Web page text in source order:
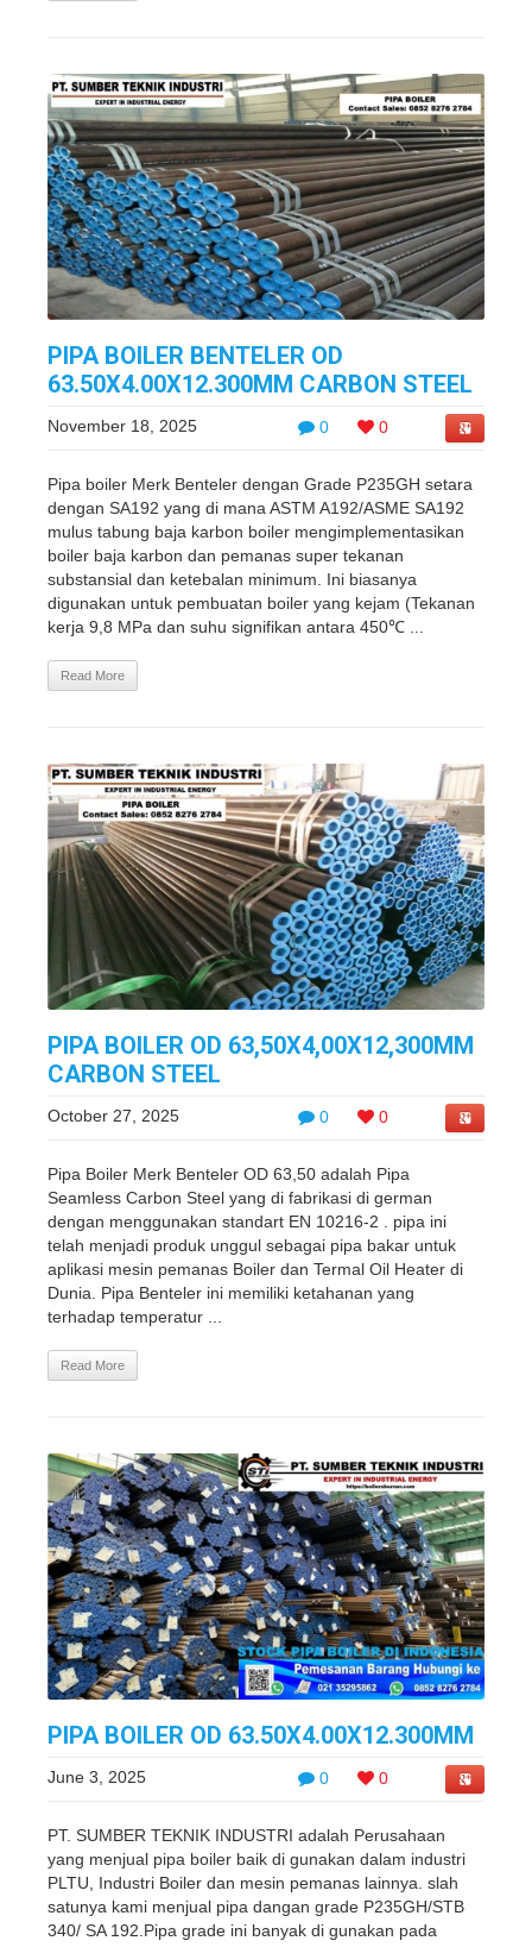
PIPA BOILER BENTELER OD
63.50X4.00X12.300MM CARBON STEEL
0 0
November 18, 2025
Pipa boiler Merk Benteler dengan Grade P235GH setara
dengan SA192 yang di mana ASTM A192/ASME SA192
mulus tabung baja karbon boiler mengimplementasikan
boiler baja karbon dan pemanas super tekanan
substansial dan ketebalan minimum. Ini biasanya
digunakan untuk pembuatan boiler yang kejam (Tekanan
kerja 9,8 MPa dan suhu signifikan antara 450℃ ...
Read More
PIPA BOILER OD 63,50X4,00X12,300MM
CARBON STEEL
0 0
October 27, 2025
Pipa Boiler Merk Benteler OD 63,50 adalah Pipa
Seamless Carbon Steel yang di fabrikasi di german
dengan menggunakan standart EN 10216-2 . pipa ini
telah menjadi produk unggul sebagai pipa bakar untuk
aplikasi mesin pemanas Boiler dan Termal Oil Heater di
Dunia. Pipa Benteler ini memiliki ketahanan yang
terhadap temperatur ...
Read More
PIPA BOILER OD 63.50X4.00X12.300MM
0 0
June 3, 2025
PT. SUMBER TEKNIK INDUSTRI adalah Perusahaan
yang menjual pipa boiler baik di gunakan dalam industri
PLTU, Industri Boiler dan mesin pemanas lainnya. slah
satunya kami menjual pipa dangan grade P235GH/STB
340/ SA 192.Pipa grade ini banyak di gunakan pada